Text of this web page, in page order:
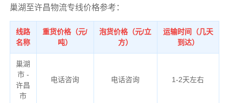
巢湖至许昌物流专线价格参考：
线路
名称
重货价格（元/
吨）
泡货价格（元/立
方）
运输时间（几天
到达）
巢湖
市 -
许昌
市
电话咨询 电话咨询 1-2天左右